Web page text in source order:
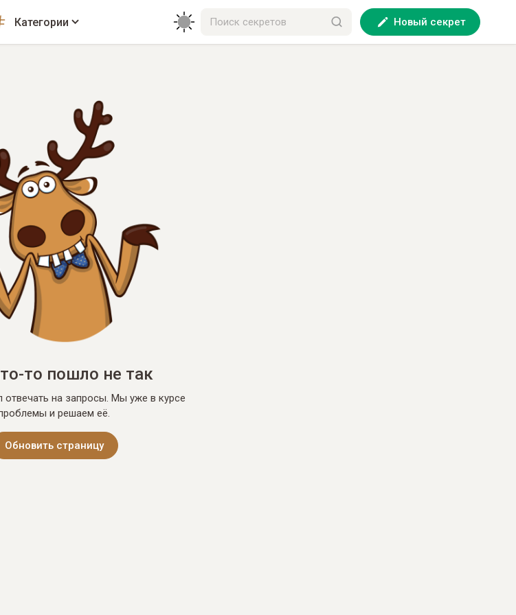
Категории Новый секрет
то пошло не так
отвечать на запросы. Мы уже в курсе
и решаем её.
Обновить страницу